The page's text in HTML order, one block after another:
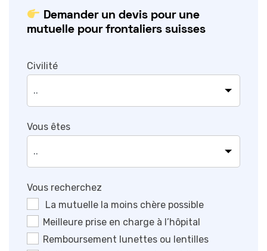
Demander un devis pour une
mutuelle pour frontaliers suisses
Civilité
Vous êtes
Vous recherchez
La mutuelle la moins chère possible
Meilleure prise en charge à l’hôpital
Remboursement lunettes ou lentilles